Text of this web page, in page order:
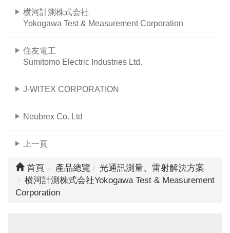
横河計測株式会社
Yokogawa Test & Measurement Corporation
住友電工
Sumitomo Electric Industries Ltd.
J-WITEX CORPORATION
Neubrex Co. Ltd
上一頁
首頁 產品總覽
光通訊測量、雷射解決方案
横河計測株式会社Yokogawa Test & Measurement
Corporation